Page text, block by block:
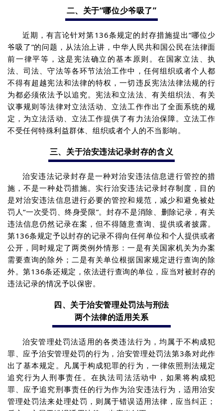
二、 关于“哪位少爷吸了”
近期，有言论针对第136条规定的封存措施提出“哪位少
爷吸了”的问题，从法治上讲，中华人民共和国公民在法律面
前一律平等，这是宪法确立的基本原则。在国家立法、执
法、司法、守法等各环节法治工作中，任何组织或者个人都
不得有超越宪法和法律的特权，一切违反宪法法律法规的行
为都必须依法予以追究。宪法和立法法、有关组织法、有关
议事规则等法律对立法活动、立法工作作出了全面系统的规
定，为立法活动、立法工作提供了有力法治保障。立法工作
不受任何特殊利益群体、组织或者个人的不当影响。
三、 关于治安违法记录封存的含义
治安违法记录封存是一种对治安违法信息进行管控的措
施，不是一种处罚措施。实行治安违法记录封存制度，目的
是对治安违法信息进行必要的管控和规范，减少和避免被处
罚人“一次受罚、终身受限”。封存不是消除、删除记录，有关
违法信息仍然记录在案，但不得随意查询、提供或者披露。
第136条规定予以封存的记录不得向任何单位和个人提供或者
公开，同时规定了两类例外情形：一是有关国家机关为办案
需要查询的除外；二是有关单位根据国家规定进行查询的除
外。第136条还规定，依法进行查询的单位，应当对被封存的
违法记录的情况予以保密。
四、关于治安管理处罚法与刑法
两个法律的适用关系
治安管理处罚法适用的各类违法行为，均属于不构成犯
罪、应予治安管理处罚的行为，治安管理处罚法第3条对此作
出了基本规定。凡属于构成犯罪的行为，一律依照刑法规定
追究行为人刑事责任。在执法司法活动中，如果将构成犯
罪、应予追究刑事责任的行为作为治安违法行为，适用治安
管理处罚法来处理处罚，则属于错误适用法律，应当纠正；